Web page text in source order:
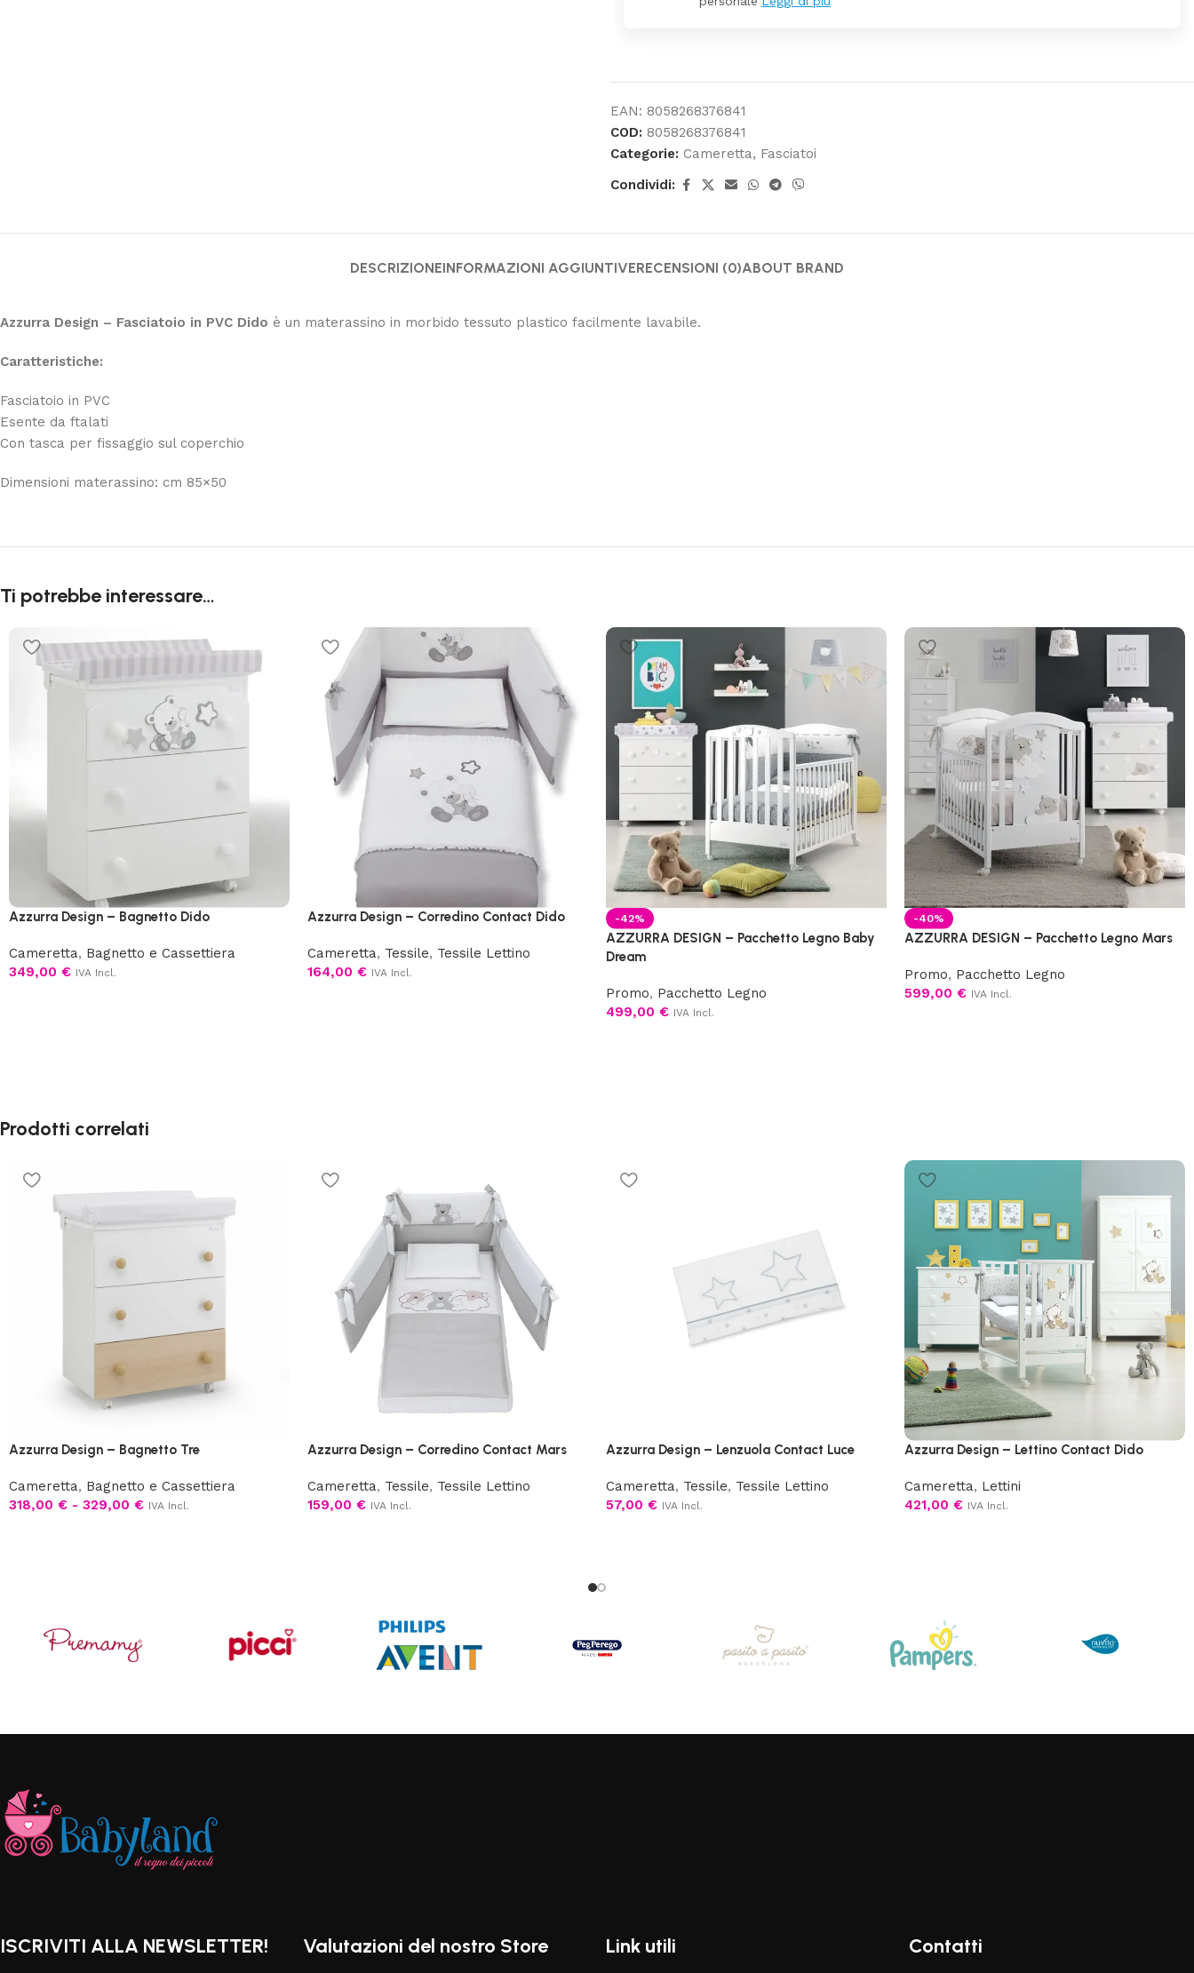
EAN: 8058268376841
COD: 8058268376841
Categorie: Cameretta, Fasciatoi
Condividi:
DESCRIZIONEINFORMAZIONI AGGIUNTIVERECENSIONI (0)ABOUT BRAND
Azzurra Design – Fasciatoio in PVC Dido è un materassino in morbido tessuto plastico facilmente lavabile.
Caratteristiche:
Fasciatoio in PVC
Esente da ftalati
Con tasca per fissaggio sul coperchio
Dimensioni materassino: cm 85×50
Ti potrebbe interessare…
Azzurra Design – Bagnetto Dido
Cameretta, Bagnetto e Cassettiera
349,00 € IVA Incl.
Azzurra Design – Corredino Contact Dido
Cameretta, Tessile, Tessile Lettino
164,00 € IVA Incl.
-42%
AZZURRA DESIGN – Pacchetto Legno Baby
Dream
Promo, Pacchetto Legno
499,00 € IVA Incl.
-40%
AZZURRA DESIGN – Pacchetto Legno Mars
Promo, Pacchetto Legno
599,00 € IVA Incl.
Prodotti correlati
Azzurra Design – Bagnetto Tre
Cameretta, Bagnetto e Cassettiera
318,00 € - 329,00 € IVA Incl.
Azzurra Design – Corredino Contact Mars
Cameretta, Tessile, Tessile Lettino
159,00 € IVA Incl.
Azzurra Design – Lenzuola Contact Luce
Cameretta, Tessile, Tessile Lettino
57,00 € IVA Incl.
Azzurra Design – Lettino Contact Dido
Cameretta, Lettini
421,00 € IVA Incl.
ISCRIVITI ALLA NEWSLETTER! Valutazioni del nostro Store Link utili Contatti